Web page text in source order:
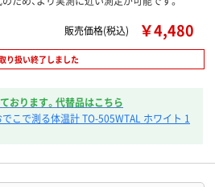
販売価格(税込) ￥4,480
り扱い終了しました
おります。代替品はこちら
でこで測る体温計 TO-505WTAL ホワイト 1